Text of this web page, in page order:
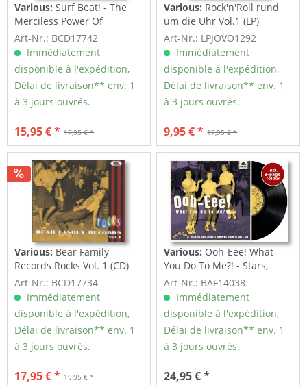
Various:Surf Beat! - The
Merciless Power Of
Water,...
Art-Nr.: BCD17742
Immédiatement
disponible à l'expédition,
Délai de livraison** env. 1
à 3 jours ouvrés.
17,95 € *
15,95 € *
Various: Rock'n'Roll rund
um die Uhr Vol.1 (LP)
Art-Nr.: LPJOVO1292
Immédiatement
disponible à l'expédition,
Délai de livraison** env. 1
à 3 jours ouvrés.
17,95 € *
9,95 € *
Various: Bear Family
Records Rocks Vol. 1 (CD)
Art-Nr.: BCD17734
Immédiatement
disponible à l'expédition,
Délai de livraison** env. 1
à 3 jours ouvrés.
19,95 € *
17,95 € *
Various: Ooh-Eee! What
You Do To Me?! - Stars,
Inc....
Art-Nr.: BAF14038
Immédiatement
disponible à l'expédition,
Délai de livraison** env. 1
à 3 jours ouvrés.
24,95 € *